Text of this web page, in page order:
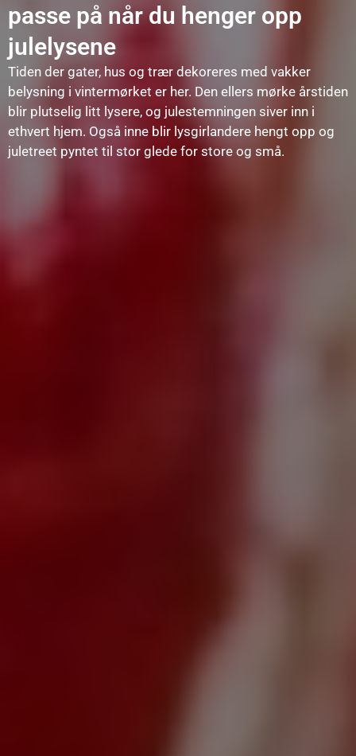
passe på når du henger opp
julelysene
Tiden der gater, hus og trær dekoreres med vakker
belysning i vintermørket er her. Den ellers mørke årstiden
blir plutselig litt lysere, og julestemningen siver inn i
ethvert hjem. Også inne blir lysgirlandere hengt opp og
juletreet pyntet til stor glede for store og små.